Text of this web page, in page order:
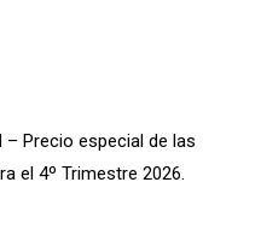
– Precio especial de las
el 4º Trimestre 2026.